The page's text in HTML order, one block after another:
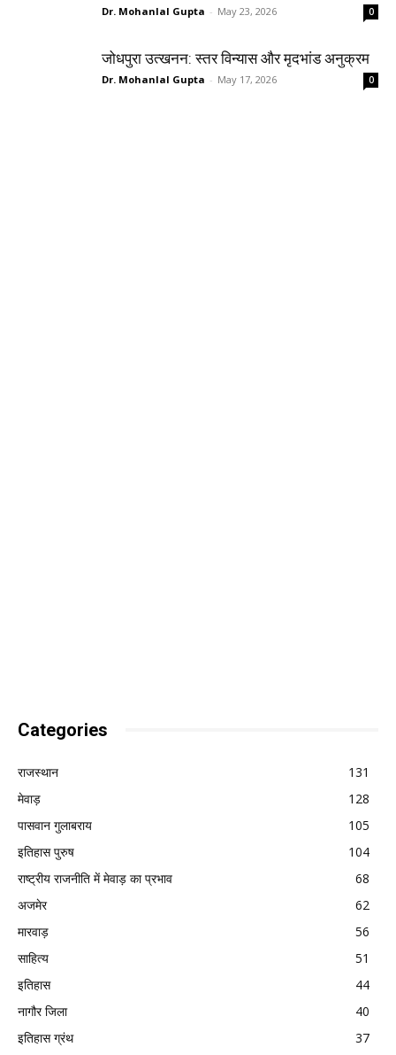
Dr. Mohanlal Gupta - May 23, 2026 0
जोधपुरा उत्खनन: स्तर विन्यास और मृदभांड अनुक्रम
Dr. Mohanlal Gupta - May 17, 2026 0
Categories
राजस्थान
131
मेवाड़
128
पासवान गुलाबराय
105
इतिहास पुरुष
104
राष्ट्रीय राजनीति में मेवाड़ का प्रभाव
68
अजमेर
62
मारवाड़
56
साहित्य
51
इतिहास
44
नागौर जिला
40
इतिहास ग्रंथ
37